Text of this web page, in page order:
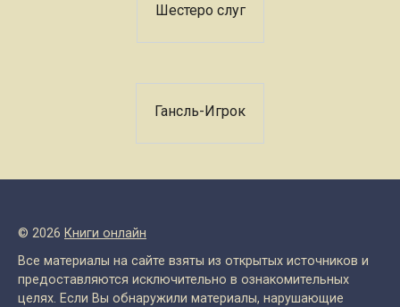
Шестеро слуг
Гансль-Игрок
© 2026 Книги онлайн
Все материалы на сайте взяты из открытых источников и
предоставляются исключительно в ознакомительных
целях. Если Вы обнаружили материалы, нарушающие